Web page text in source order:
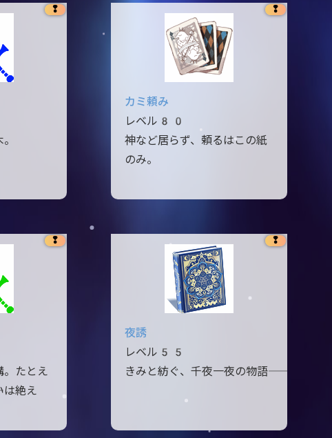
❢ ❢
カミ頼み
レベル80
神など居らず、頼るはこの紙
のみ。
❢
。たとえ
は絶え
❢
夜誘
レベル55
きみと紡ぐ、千夜一夜の物語――